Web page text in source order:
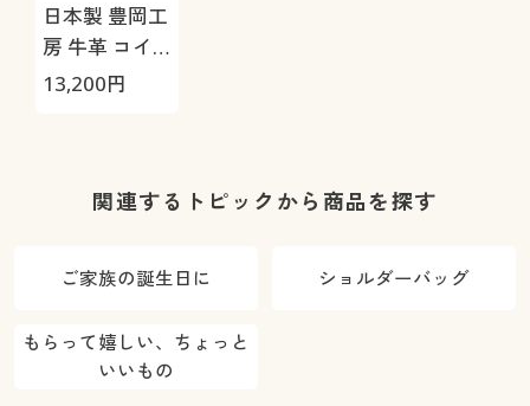
日本製 豊岡工
房 牛革 コイ
ンが分けられ
13,200円
関連するトピックから商品を探す
ご家族の誕生日に ショルダーバッグ
もらって嬉しい、ちょっと
いいもの